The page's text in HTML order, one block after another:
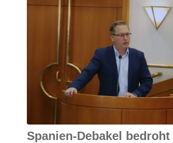
Spanien-Debakel